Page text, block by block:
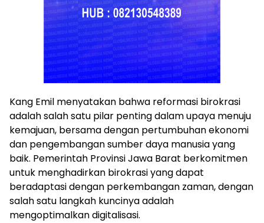
Kang Emil menyatakan bahwa reformasi birokrasi
adalah salah satu pilar penting dalam upaya menuju
kemajuan, bersama dengan pertumbuhan ekonomi
dan pengembangan sumber daya manusia yang
baik. Pemerintah Provinsi Jawa Barat berkomitmen
untuk menghadirkan birokrasi yang dapat
beradaptasi dengan perkembangan zaman, dengan
salah satu langkah kuncinya adalah
mengoptimalkan digitalisasi.